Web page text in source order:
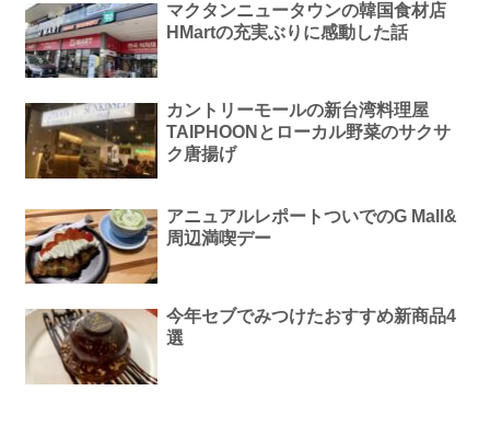
マクタンニュータウンの韓国食材店
HMartの充実ぶりに感動した話
カントリーモールの新台湾料理屋
TAIPHOONとローカル野菜のサクサ
ク唐揚げ
アニュアルレポートついでのG Mall&
周辺満喫デー
今年セブでみつけたおすすめ新商品4
選